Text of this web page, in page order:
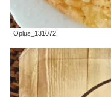
Oplus_131072